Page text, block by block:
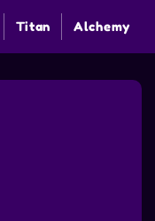
Titan Alchemy